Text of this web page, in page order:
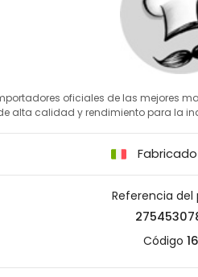
oficiales de las mejores
alta calidad y rendimiento para la
Referencia
Código